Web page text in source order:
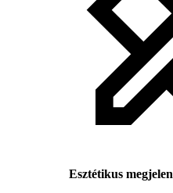
Esztétikus